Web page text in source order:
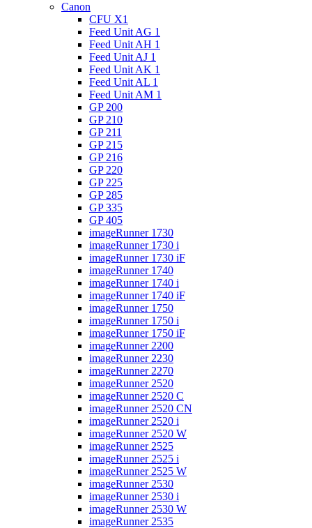
Canon
CFU X1
Feed Unit AG 1
Feed Unit AH 1
Feed Unit AJ 1
Feed Unit AK 1
Feed Unit AL 1
Feed Unit AM 1
GP 200
GP 210
GP 211
GP 215
GP 216
GP 220
GP 225
GP 285
GP 335
GP 405
imageRunner 1730
imageRunner 1730 i
imageRunner 1730 iF
imageRunner 1740
imageRunner 1740 i
imageRunner 1740 iF
imageRunner 1750
imageRunner 1750 i
imageRunner 1750 iF
imageRunner 2200
imageRunner 2230
imageRunner 2270
imageRunner 2520
imageRunner 2520 C
imageRunner 2520 CN
imageRunner 2520 i
imageRunner 2520 W
imageRunner 2525
imageRunner 2525 i
imageRunner 2525 W
imageRunner 2530
imageRunner 2530 i
imageRunner 2530 W
imageRunner 2535